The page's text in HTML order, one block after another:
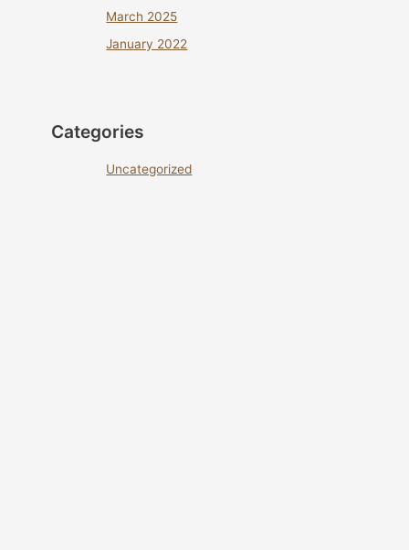
March 2025
January 2022
Categories
Uncategorized